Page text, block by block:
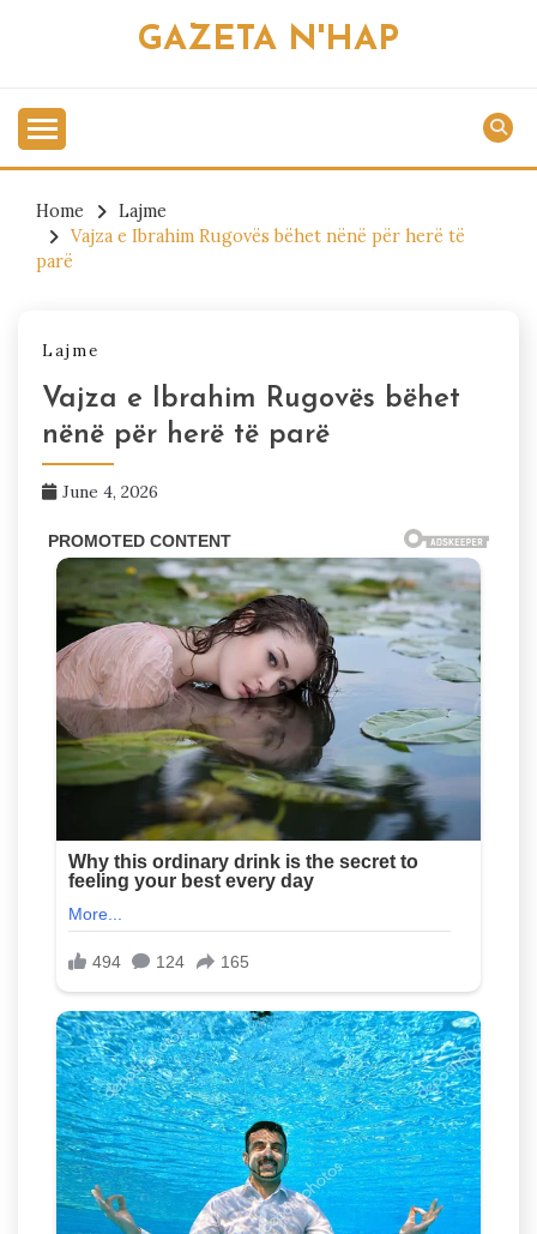
GAZETA N'HAP
Home
Lajme
Vajza e Ibrahim Rugovës bëhet nënë për herë të
parë
Lajme
Vajza e Ibrahim Rugovës bëhet
nënë për herë të parë
June 4, 2026